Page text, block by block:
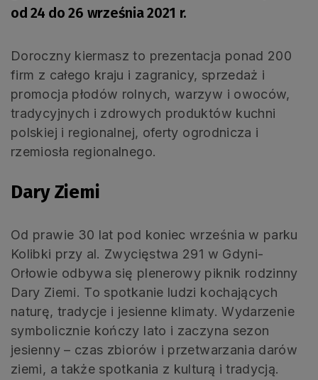
od 24 do 26 września 2021 r.
Doroczny kiermasz to prezentacja ponad 200
firm z całego kraju i zagranicy, sprzedaż i
promocja płodów rolnych, warzyw i owoców,
tradycyjnych i zdrowych produktów kuchni
polskiej i regionalnej, oferty ogrodnicza i
rzemiosła regionalnego.
Dary Ziemi
Od prawie 30 lat pod koniec września w parku
Kolibki przy al. Zwycięstwa 291 w Gdyni-
Orłowie odbywa się plenerowy piknik rodzinny
Dary Ziemi. To spotkanie ludzi kochających
naturę, tradycje i jesienne klimaty. Wydarzenie
symbolicznie kończy lato i zaczyna sezon
jesienny – czas zbiorów i przetwarzania darów
ziemi, a także spotkania z kulturą i tradycją.